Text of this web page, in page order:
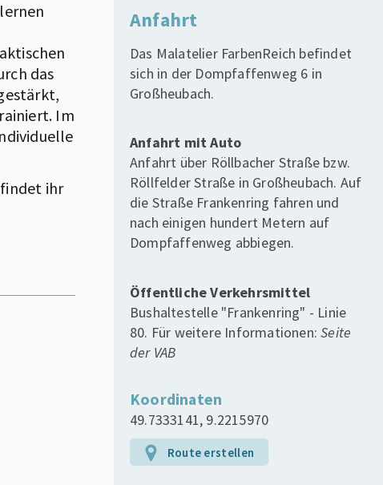
das
Im
ihr
Anfahrt
Das Malatelier FarbenReich befindet
sich in der Dompfaffenweg 6 in
Großheubach.
Anfahrt mit Auto
Anfahrt über Röllbacher Straße bzw.
Röllfelder Straße in Großheubach. Auf
die Straße Frankenring fahren und
nach einigen hundert Metern auf
Dompfaffenweg abbiegen.
Öffentliche Verkehrsmittel
Bushaltestelle "Frankenring" - Linie
80. Für weitere Informationen:Seite
der VAB
Koordinaten
49.7333141, 9.2215970
Route erstellen